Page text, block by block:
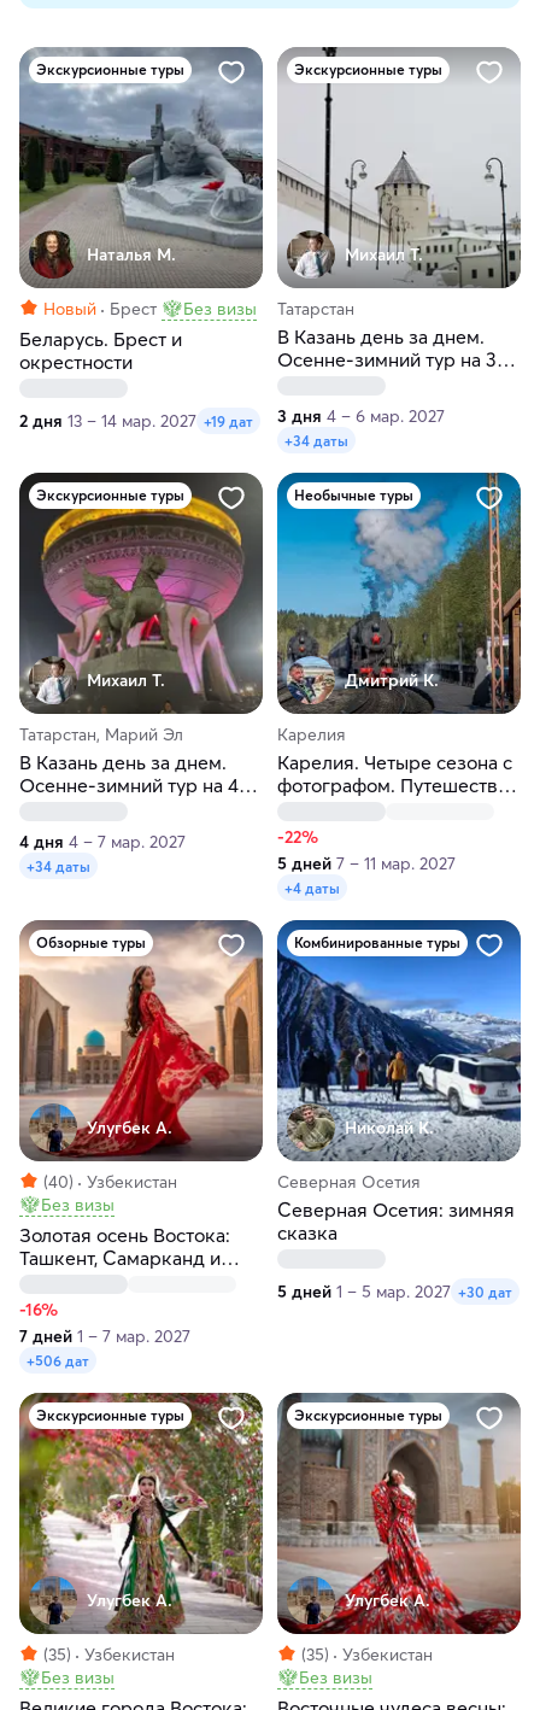
Экскурсионные туры
Наталья М.
Новый Брест Без визы
Беларусь. Брест и
окрестности
2 дня 13 – 14 мар. 2027 +19 дат
Экскурсионные туры
Михаил Т.
Татарстан
В Казань день за днем.
Осенне-зимний тур на 3
3 дня 4 – 6 мар. 2027
+34 даты
Экскурсионные туры
Михаил Т.
Татарстан, Марий Эл
В Казань день за днем.
Осенне-зимний тур на 4
4 дня 4 – 7 мар. 2027
+34 даты
Необычные туры
Дмитрий К.
Карелия
Карелия. Четыре сезона с
фотографом. Путешествие
-22%
5 дней 7 – 11 мар. 2027
+4 даты
Обзорные туры
Улугбек А.
(40)
Узбекистан
Без визы
Золотая осень Востока:
Ташкент, Самарканд и
-16%
7 дней 1 – 7 мар. 2027
+506 дат
Комбинированные туры
Николай К.
Северная Осетия
Северная Осетия: зимняя
сказка
5 дней 1 – 5 мар. 2027 +30 дат
Экскурсионные туры
Улугбек А.
(35)
Узбекистан
Без визы
Экскурсионные туры
Улугбек А.
(35)
Узбекистан
Без визы